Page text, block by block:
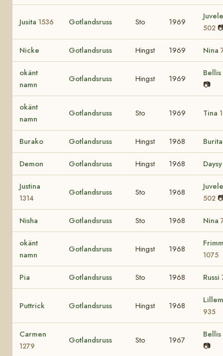
Jusita 1536 Gotlandsruss Sto 1969
502
Nicke Gotlandsruss Hingst 1969 Nina
okänt
namn
Gotlandsruss Hingst 1969
Bellis
📷
okänt
namn
Gotlandsruss Sto 1969 Tina
Burako Gotlandsruss Hingst 1968
Demon Gotlandsruss Hingst 1968
Justina
1314
Gotlandsruss Sto 1968
502
Nisha Gotlandsruss Sto 1968 Nina
okänt
namn
Gotlandsruss Hingst 1968
1075
Pia Gotlandsruss Sto 1968 Russi
Puttrick Gotlandsruss Hingst 1968
935
Carmen
1279
Gotlandsruss Sto 1967
Bellis
📷